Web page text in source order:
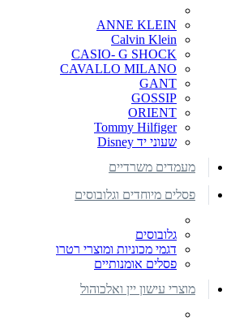
ANNE KLEIN
Calvin Klein
CASIO- G SHOCK
CAVALLO MILANO
GANT
GOSSIP
ORIENT
Tommy Hilfiger
שעוני יד Disney
מעמדים משרדיים
פסלים מיוחדים וגלובוסים
גלובוסים
דגמי מכוניות ומוצרי רטרו
פסלים אומנותיים
מוצרי עישון יין ואלכוהול